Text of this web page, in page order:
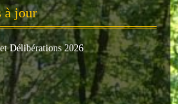
à jour
Délibérations 2026